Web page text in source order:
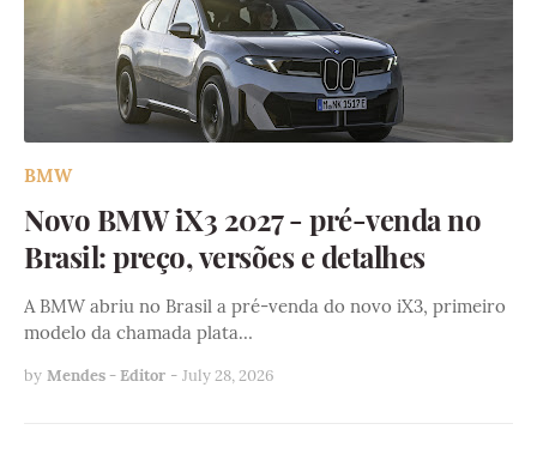
BMW
Novo BMW iX3 2027 - pré-venda no
Brasil: preço, versões e detalhes
A BMW abriu no Brasil a pré-venda do novo iX3, primeiro
modelo da chamada plata…
by Mendes - Editor - July 28, 2026